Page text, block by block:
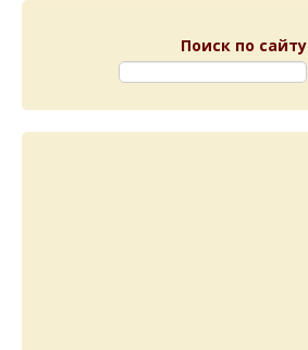
Поиск по сайту